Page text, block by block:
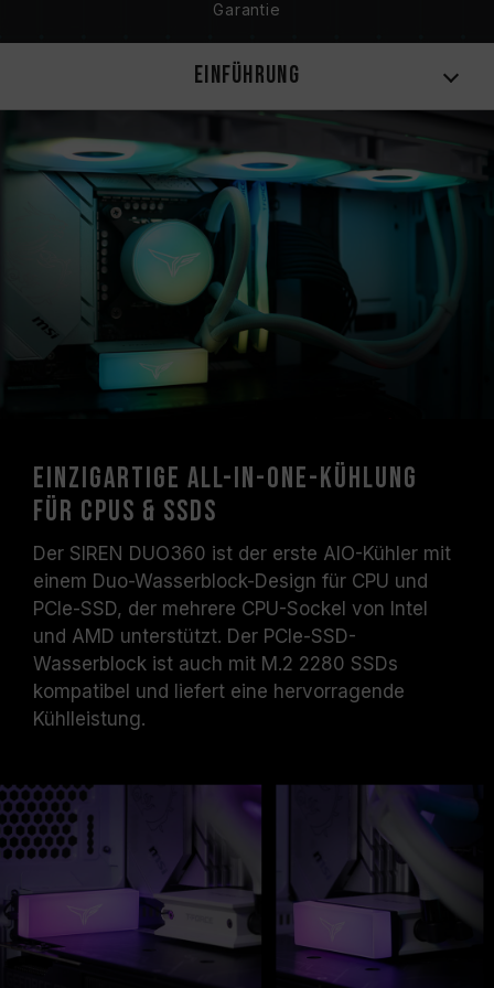
Garantie
Einführung
Einzigartige All-in-One-Kühlung
für CPUs & SSDs
Der SIREN DUO360 ist der erste AIO-Kühler mit
einem Duo-Wasserblock-Design für CPU und
PCIe-SSD, der mehrere CPU-Sockel von Intel
und AMD unterstützt. Der PCIe-SSD-
Wasserblock ist auch mit M.2 2280 SSDs
kompatibel und liefert eine hervorragende
Kühlleistung.